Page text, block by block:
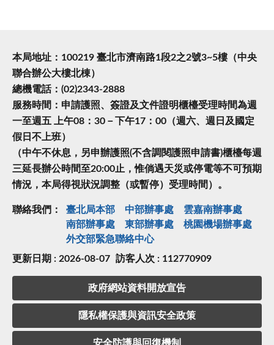
本局地址：100219 臺北市濟南路1段2之2號3~5樓（中央
聯合辦公大樓北棟）
總機電話：(02)2343-2888
服務時間：申請護照、簽證及文件證明櫃檯受理時間為週
一至週五 上午08：30－下午17：00（週六、週日及國定
假日不上班）
（中午不休息，另申辦護照(不含調閱護照申請書)櫃檯每週
三延長辦公時間至20:00止，惟倘遇天災或停電等不可預期
情況，本局得視狀況調整（或暫停）受理時間）。
聯絡我們： 臺北局本部 中部辦事處
雲嘉南辦事處
南部辦事處
東部辦事處
桃園機場辦事處
外交部緊急聯絡中⼼
更新日期 : 2026-08-07 訪客人次 : 112770909
政府網站資料開放宣告
隱私權保護與資訊安全政策